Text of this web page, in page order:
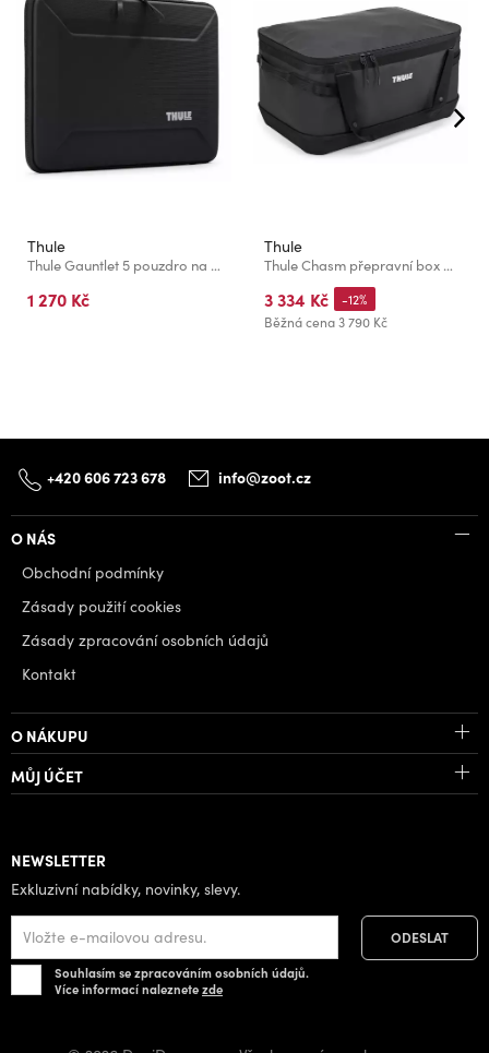
Thule
Thule Gauntlet 5 pouzdro na 16" Macbook TGSE2557 - černé
1 270 Kč
Thule
Thule Chasm přepravní box na vybavení 55 l TCGH155 - černý
3 334 Kč
Běžná cena3 790 Kč
-12%
+420 606 723 678 info@zoot.cz
O NÁS
Obchodní podmínky
Zásady použití cookies
Zásady zpracování osobních údajů
Kontakt
O NÁKUPU
MŮJ ÚČET
NEWSLETTER
Exkluzivní nabídky, novinky, slevy.
Souhlasím se zpracováním osobních údajů.
Více informací naleznetezde